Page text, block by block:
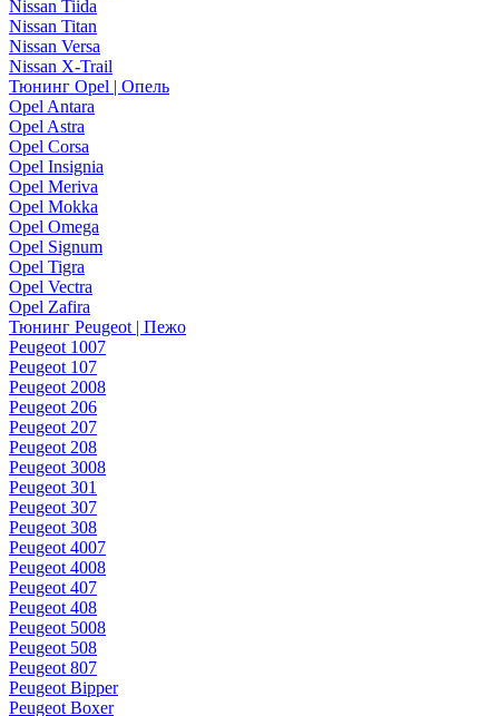
Nissan Tiida
Nissan Titan
Nissan Versa
Nissan X-Trail
Тюнинг Opel | Опель
Opel Antara
Opel Astra
Opel Corsa
Opel Insignia
Opel Meriva
Opel Mokka
Opel Omega
Opel Signum
Opel Tigra
Opel Vectra
Opel Zafira
Тюнинг Peugeot | Пежо
Peugeot 1007
Peugeot 107
Peugeot 2008
Peugeot 206
Peugeot 207
Peugeot 208
Peugeot 3008
Peugeot 301
Peugeot 307
Peugeot 308
Peugeot 4007
Peugeot 4008
Peugeot 407
Peugeot 408
Peugeot 5008
Peugeot 508
Peugeot 807
Peugeot Bipper
Peugeot Boxer